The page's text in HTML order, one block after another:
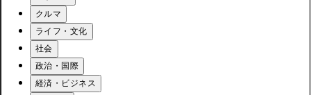
クルマ
ライフ・文化
社会
政治・国際
経済・ビジネス